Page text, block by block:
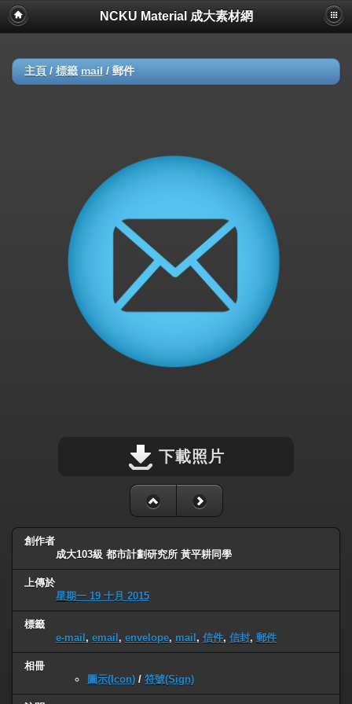
NCKU Material 成大素材網
主頁 / 標籤 mail / 郵件
下載照片
創作者
成大103級 都市計劃研究所 黃平耕同學
上傳於
星期一 19 十月 2015
標籤
e-mail , email , envelope, mail , 信件, 信封, 郵件
相冊
圖示(Icon) / 符號(Sign)